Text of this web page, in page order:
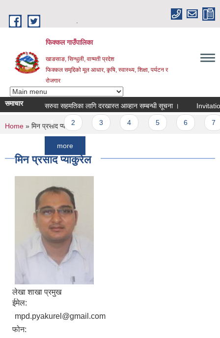
फिक्कल गाउँपालिका
खाङसाङ, सिन्धुली, वाग्मती प्रदेश
फिक्कल समृद्दिको मूल आधार, कृषि, स्वास्थ्य, शिक्षा, पर्यटन र
रोजगार
समाचार सरुवा सहमतिका लागि दरखास्त आव्हान सम्बन्धी सूचना । Invitation For
Pages
1 2
You are here
Home » मिन प्रसाद प्याकुरेल
मिन प्रसाद प्याकुरेल
लेखा शाखा प्रमुख
ईमेल:
mpd.pyakurel@gmail.com
फोन: